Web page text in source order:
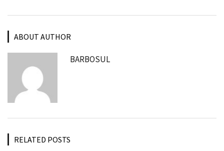
ABOUT AUTHOR
BARBOSUL
RELATED POSTS